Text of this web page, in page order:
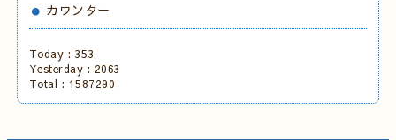
カウンター
Today : 353
Yesterday : 2063
Total : 1587290